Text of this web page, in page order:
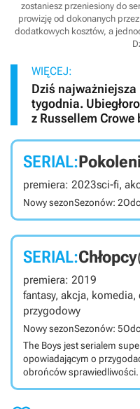
zostaniesz przeniesiony do
prowizję od dokonanych
dodatkowych kosztów, a
WIĘCEJ:
Dziś
tygodnia.
z Russellem
SERIAL:
premiera: 2023sci-fi,
Nowy sezonSezonów: 2
SERIAL:Chłopcy
premiera: 2019
fantasy, akcja, komedia,
przygodowy
Nowy sezonSezonów: 5
The Boys jest serialem
opowiadającym o
obrońców sprawiedliwości.